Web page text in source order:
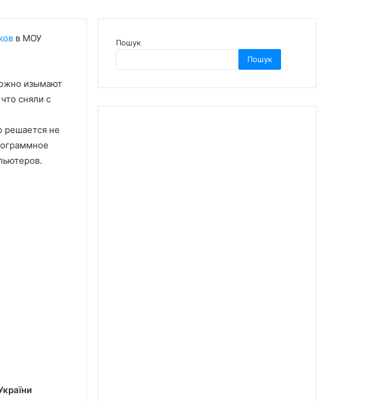
в МОУ
изымают
сняли с
решается не
Пошук
Пошук